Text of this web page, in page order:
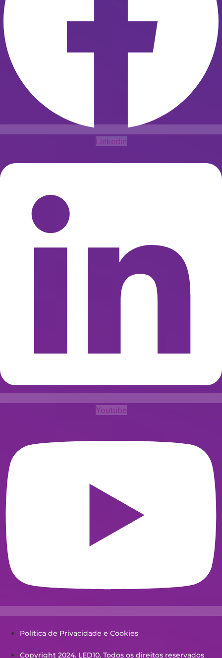
Linkedin
Youtube
Política de Privacidade e Cookies
Copyright 2024. LED10. Todos os direitos reservados